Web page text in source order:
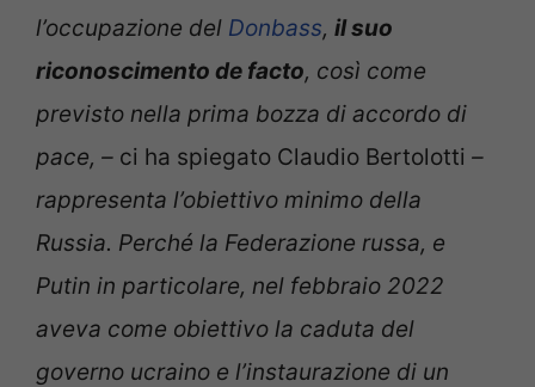
l’occupazione del Donbass, il suo
riconoscimento de facto, così come
previsto nella prima bozza di accordo di
pace, – ci ha spiegato Claudio Bertolotti –
rappresenta l’obiettivo minimo della
Russia. Perché la Federazione russa, e
Putin in particolare, nel febbraio 2022
aveva come obiettivo la caduta del
governo ucraino e l’instaurazione di un